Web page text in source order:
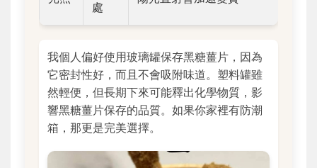
處
我個人偏好使用玻璃罐保存黑糖薑片，因為
它密封性好，而且不會吸附味道。塑料罐雖
然輕便，但長期下來可能釋出化學物質，影
響黑糖薑片保存的品質。如果你家裡有防潮
箱，那更是完美選擇。